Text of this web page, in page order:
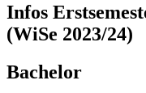
Infos
(WiSe 2023/24)
Bachelor